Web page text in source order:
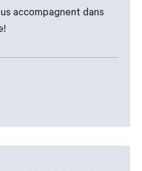
accompagnent dans